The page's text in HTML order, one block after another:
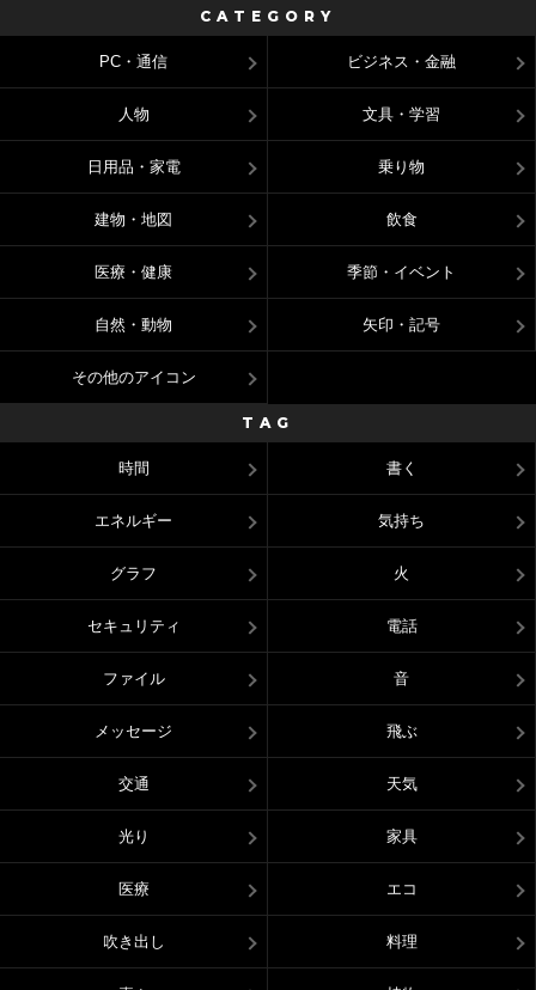
CATEGORY
PC・通信 ビジネス・金融
人物 文具・学習
日用品・家電 乗り物
建物・地図 飲食
医療・健康 季節・イベント
自然・動物 矢印・記号
その他のアイコン
TAG
時間 書く
エネルギー 気持ち
グラフ 火
セキュリティ 電話
ファイル 音
メッセージ 飛ぶ
交通 天気
光り 家具
医療 エコ
吹き出し 料理